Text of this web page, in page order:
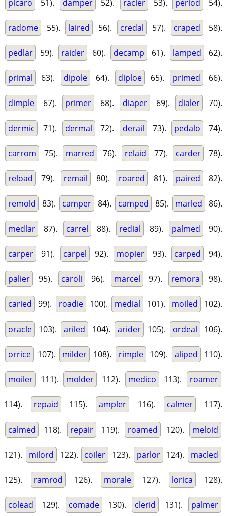
picaro 51). damper 52). racier 53). period 54).
radome 55). laired 56). credal 57). craped 58).
pedlar 59). raider 60). decamp 61). lamped 62).
primal 63). dipole 64). diploe 65). primed 66).
dimple 67). primer 68). diaper 69). dialer 70).
dermic 71). dermal 72). derail 73). pedalo 74).
carrom 75). marred 76). relaid 77). carder 78).
reload 79). remail 80). roared 81). paired 82).
remold 83). camper 84). camped 85). marled 86).
medlar 87). carrel 88). redial 89). palmed 90).
carper 91). carpel 92). mopier 93). carped 94).
palier 95). caroli 96). marcel 97). remora 98).
caried 99). roadie 100). medial 101). moiled 102).
oracle 103). ariled 104). arider 105). ordeal 106).
orrice 107). milder 108). rimple 109). aliped 110).
moiler 111). molder 112). medico 113). roamer
114). repaid 115). ampler 116). calmer 117).
calmed 118). repair 119). roamed 120). meloid
121). milord 122). coiler 123). parlor 124). macled
125). ramrod 126). morale 127). lorica 128).
colead 129). comade 130). clerid 131). palmer